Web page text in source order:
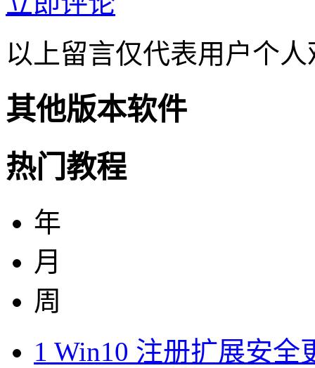
以上留言仅代表用户个
其他版本软件
热门教程
年
月
周
1 Win10 注册扩展安全